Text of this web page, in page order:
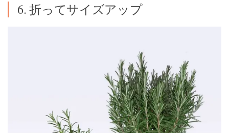
6. 折ってサイズアップ